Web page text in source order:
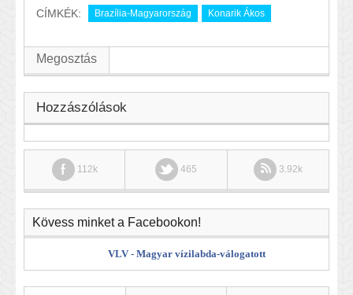
CÍMKÉK: Brazília-Magyarország Konarik Ákos
Megosztás
Hozzászólások
112k 465 3.92k
Kövess minket a Facebookon!
VLV - Magyar vízilabda-válogatott